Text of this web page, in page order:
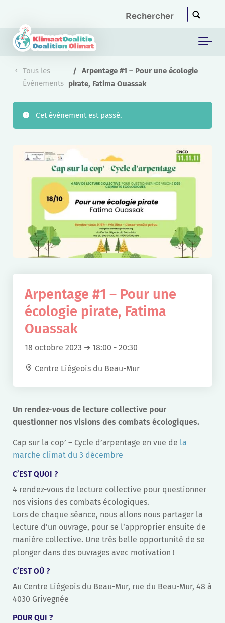
Tous les
Évènements
Arpentage #1 – Pour une écologie
pirate, Fatima Ouassak
Cet évènement est passé.
Arpentage #1 – Pour une
écologie pirate, Fatima
Ouassak
18 octobre 2023 ➜ 18:00 - 20:30
Centre Liégeois du Beau-Mur
Un rendez-vous de lecture collective pour
questionner nos visions des combats écologiques.
Cap sur la cop’ – Cycle d’arpentage en vue de la
marche climat du 3 décembre
C’EST QUOI ?
4 rendez-vous de lecture collective pour questionner
nos visions des combats écologiques.
Lors de chaque séance, nous allons nous partager la
lecture d’un ouvrage, pour se l’approprier ensuite de
manière collective. Une très belle opportunité de se
plonger dans des ouvrages avec motivation !
C’EST OÙ ?
Au Centre Liégeois du Beau-Mur, rue du Beau-Mur, 48 à
4030 Grivegnée
POUR QUI ?